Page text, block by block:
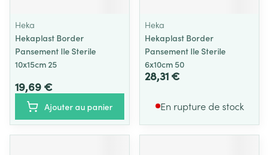
Heka
Hekaplast Border
Pansement Ile Sterile
10x15cm 25
19,69 €
Ajouter au panier
Heka
Hekaplast Border
Pansement Ile Sterile
6x10cm 50
28,31 €
En rupture de stock